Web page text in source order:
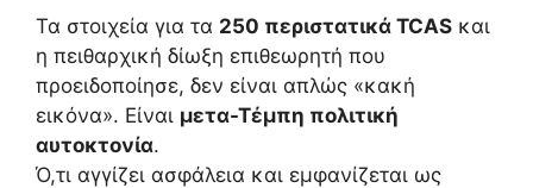
Τα στοιχεία για τα 250 περιστατικά TCAS και
η πειθαρχική δίωξη επιθεωρητή που
προειδοποίησε, δεν είναι απλώς «κακή
εικόνα». Είναι μετα-Τέμπη πολιτική
αυτοκτονία.
Ό,τι αγγίζει ασφάλεια και εμφανίζεται ως